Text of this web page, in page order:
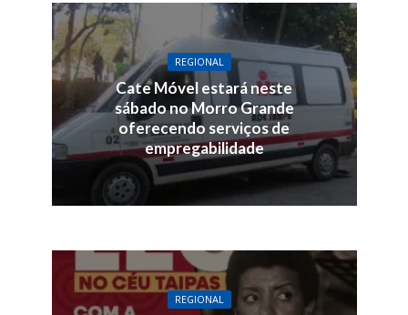
REGIONAL
Cate Móvel estará neste
sábado no Morro Grande
oferecendo serviços de
empregabilidade
REGIONAL